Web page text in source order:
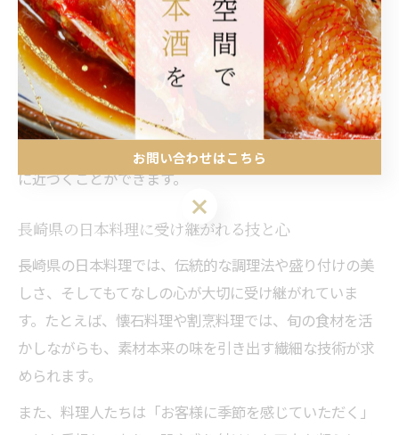
観光で訪れる方からは「長崎の和食は他県と一味違う」
「地元の魚介を使った懐石料理が絶品」といった声も多
く、地元の人々にとっても日常の食事や特別な日のごち
そうとして伝統が息づいています。初心者でも観光客で
も、地元の食文化に触れることで長崎の歴史や人々の心
に近づくことができます。
長崎県の日本料理に受け継がれる技と心
長崎県の日本料理では、伝統的な調理法や盛り付けの美
しさ、そしてもてなしの心が大切に受け継がれていま
す。たとえば、懐石料理や割烹料理では、旬の食材を活
かしながらも、素材本来の味を引き出す繊細な技術が求
められます。
また、料理人たちは「お客様に季節を感じていただく」
お問い合わせはこちら
お問い合わせはこちら